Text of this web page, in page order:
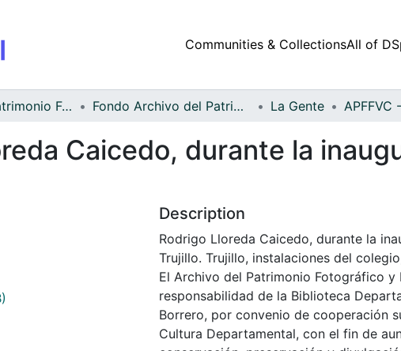
Communities & CollectionsAll of
Archivo del Patrimonio Fotográfico y Fílmico del Valle del Cauca Fondo Archivo del Patrimonio Fotográfico y Fílmico del Valle del Cauca La Gente
Caicedo, durante la
Description
Rodrigo Lloreda Caicedo, durante la
Trujillo. Trujillo, instalaciones del
El Archivo del Patrimonio Fotográfico y
responsabilidad de la Biblioteca
Borrero, por convenio de cooperación
Cultura Departamental, con el fin de